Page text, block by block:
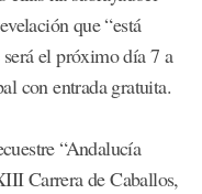
que “está
el próximo día 7 a
con entrada gratuita.
“Andalucía
Carrera de Caballos,